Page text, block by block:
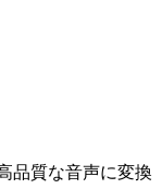
品質な音声に変換